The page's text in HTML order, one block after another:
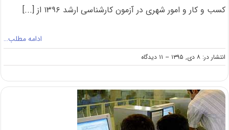
کسب و کار و امور شهری در آزمون کارشناسی ارشد ۱۳۹۶ از [...]
ادامه مطلب…
انتشار در: ۸ دی, ۱۳۹۵ -- ۱۱ دیدگاه
on
اطلاعیه
سنجش
درخصوص
سرفصل‌های
امتحانی
آزمون